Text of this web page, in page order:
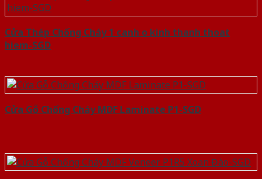
Cửa Thép Chống Cháy 1 canh o kinh thanh thoat
hiem-SGD
Cửa Gỗ Chống Cháy MDF Laminate P1-SGD